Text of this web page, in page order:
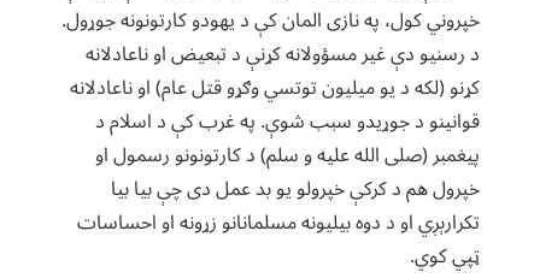
خپروني کول، په نازی المان کې د یهودو کارتونونه جوړول.
د رسنیو دې غیر مسؤولانه کړنې د تبعیض او ناعادلانه
کړنو (لکه د یو میلیون توتسي وګړو قتل عام) او ناعادلانه
قوانینو د جوړیدو سبب شوې. په غرب کې د اسلام د
پیغمبر (صلی الله علیه و سلم) د کارتونونو رسمول او
خپرول هم د کرکې خپرولو یو بد عمل دی چې بیا بیا
تکرارېږي او د دوه بیلیونه مسلمانانو زړونه او احساسات
ټپي کوي.